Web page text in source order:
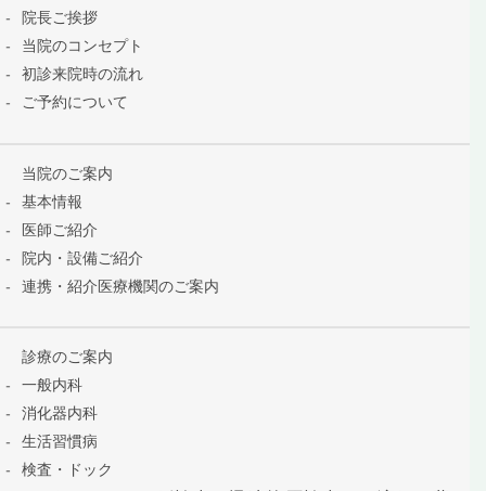
院長ご挨拶
当院のコンセプト
初診来院時の流れ
ご予約について
当院のご案内
基本情報
医師ご紹介
院内・設備ご紹介
連携・紹介医療機関のご案内
診療のご案内
一般内科
消化器内科
生活習慣病
検査・ドック